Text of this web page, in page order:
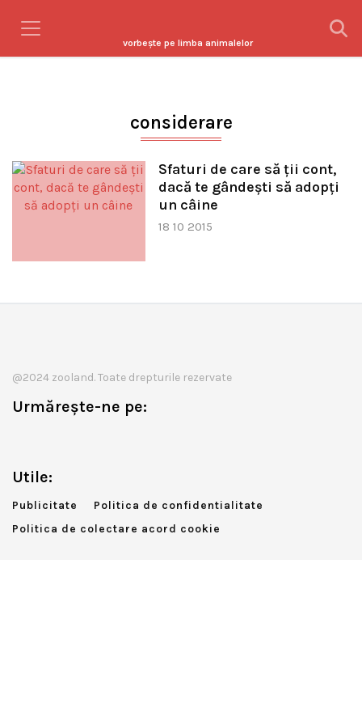
vorbeşte pe limba animalelor
considerare
Sfaturi de care să ţii cont,
dacă te gândeşti să adopţi
un câine
18 10 2015
@2024 zooland. Toate drepturile rezervate
Urmărește-ne pe:
Utile:
Publicitate
Politica de confidentialitate
Politica de colectare acord cookie